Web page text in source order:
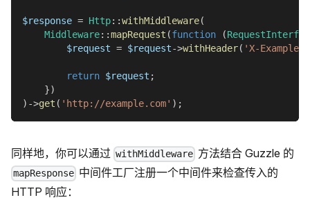
$response = Http::withMiddleware(
Middleware::mapRequest (function (
$request = $request->withHeader( 'X-Example'
return $request ;
})
) ->get ( 'http://example.com' ) ;
同样地，你可以通过 withMiddleware 方法结合 Guzzle 的
mapResponse 中间件工厂注册一个中间件来检查传入的
HTTP 响应：